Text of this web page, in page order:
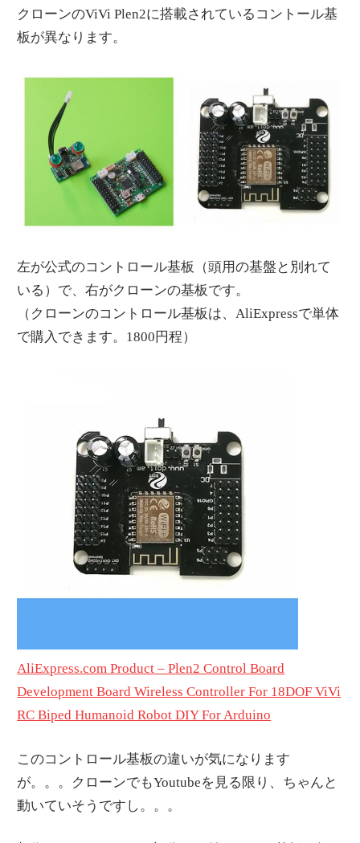
クローンのViVi Plen2に搭載されているコントール基
板が異なります。
左が公式のコントロール基板（頭用の基盤と別れて
いる）で、右がクローンの基板です。
（クローンのコントロール基板は、AliExpressで単体
で購入できます。1800円程）
AliExpress.com Product – Plen2 Control Board
Development Board Wireless Controller For 18DOF ViVi
RC Biped Humanoid Robot DIY For Arduino
このコントロール基板の違いが気になります
が。。。クローンでもYoutubeを見る限り、ちゃんと
動いていそうですし。。。